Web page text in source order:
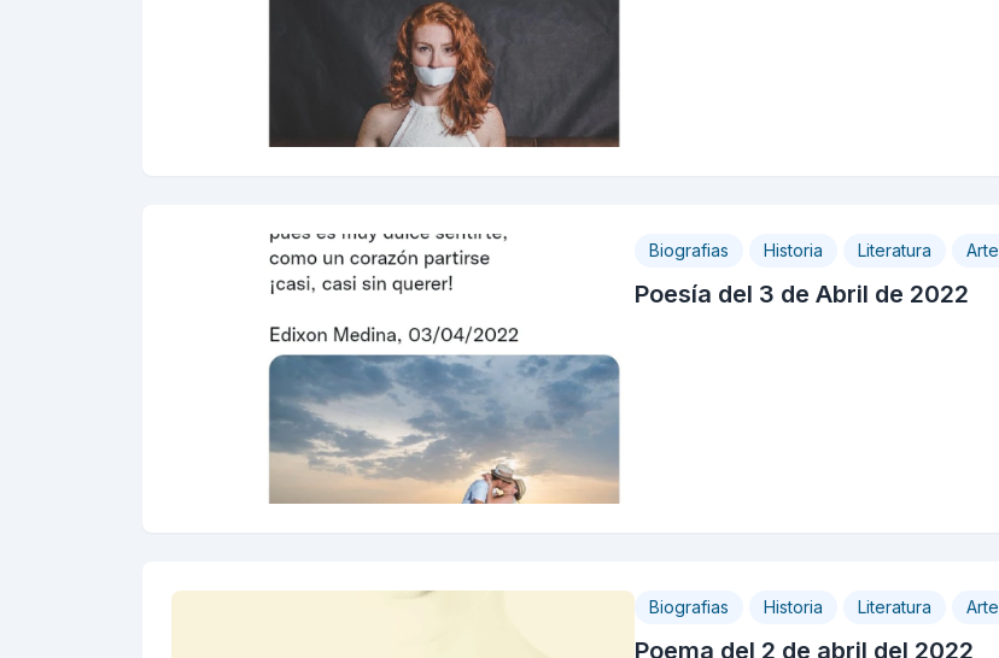
Biografias Historia Literatura Arte
Poesía del 3 de Abril de 2022
Biografias Historia Literatura Arte
Poema del 2 de abril del 2022